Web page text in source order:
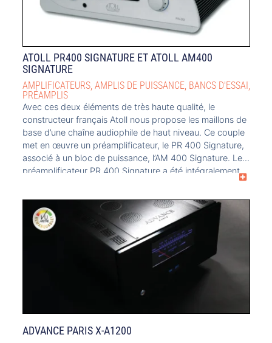
ATOLL PR400 SIGNATURE ET ATOLL AM400
SIGNATURE
AMPLIFICATEURS, AMPLIS DE PUISSANCE, BANCS D'ESSAI
PRÉAMPLIS
Avec ces deux éléments de très haute qualité, le
constructeur français Atoll nous propose les maillons de
base d’une chaîne audiophile de haut niveau. Ce couple
met en œuvre un préamplificateur, le PR 400 Signature,
associé à un bloc de puissance, l’AM 400 Signature. Le
préamplificateur PR 400 Signature a été intégralement
ADVANCE PARIS X-A1200